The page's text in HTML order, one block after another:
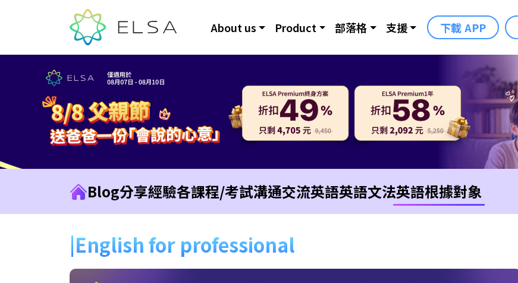
About us Product 部落格 支援 下載 APP
Blog分享經驗各課程/考試溝通交流英語英語文法英語根據對象
English for professional